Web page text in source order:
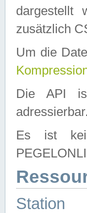
dargestellt
zusätzlich
Um die
Die API
adressierbar.
Es ist
Station